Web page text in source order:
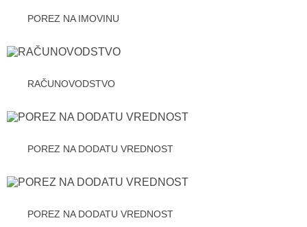
POREZ NA IMOVINU
RAČUNOVODSTVO
POREZ NA DODATU VREDNOST
POREZ NA DODATU VREDNOST